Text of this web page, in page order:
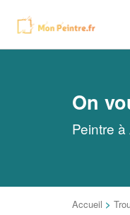
On
Peintre
Accueil >